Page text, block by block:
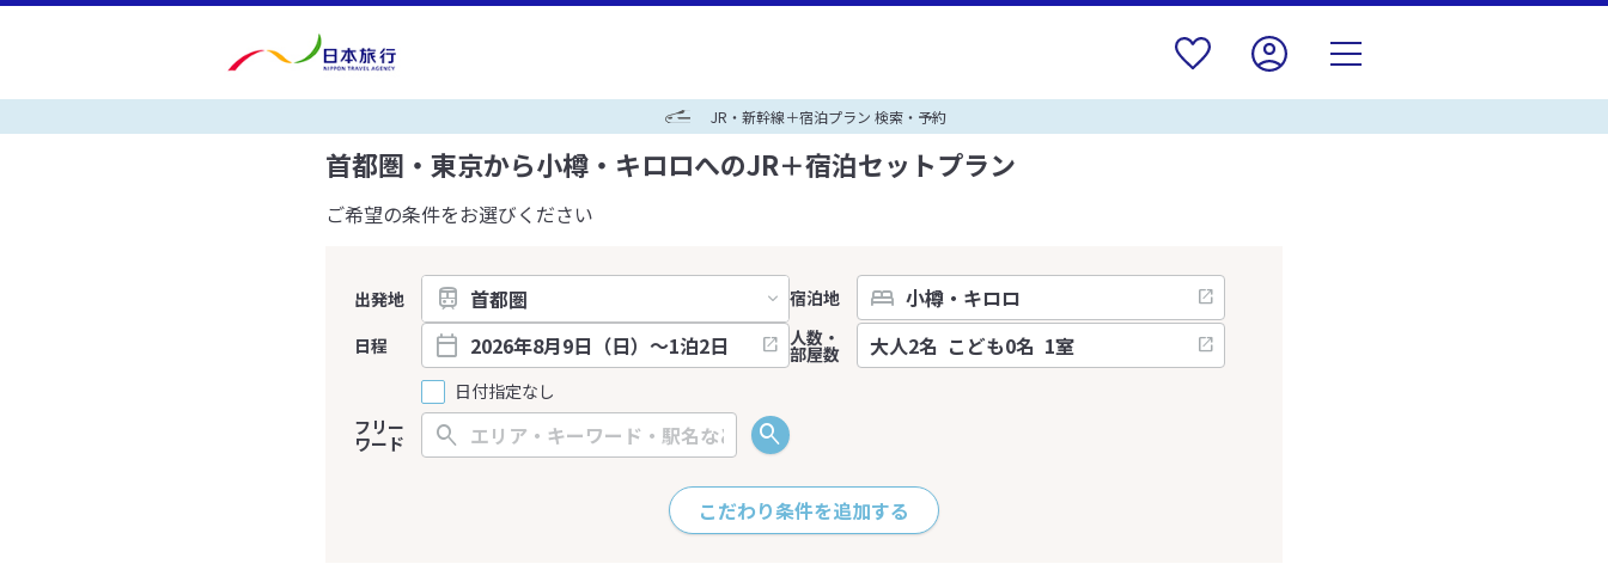
JR・新幹線＋宿泊プラン 検索・予約
首都圏・東京から小樽・キロロへのJR＋宿泊セットプラン
ご希望の条件をお選びください
出発地
宿泊地
日程
日付指定なし
人数・
部屋数
フリー
ワード
こだわり条件を追加する